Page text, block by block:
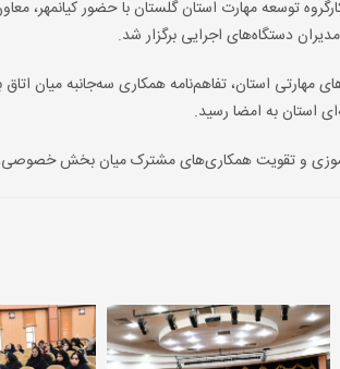
توسعه مهارت استان گلستان با حضور کیانمهر،
دستگاه‌های اجرایی برگزار شد.
مهارتی استان، تفاهم‌نامه همکاری سه‌جانبه میان اتاق
استان به امضا رسید.
و تقویت همکاری‌های مشترک میان بخش